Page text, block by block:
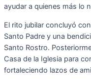
ayudar a quienes más lo
El rito jubilar concluyó
Santo Padre y una
Santo Rostro.
Casa de la Iglesia para
fortaleciendo lazos de